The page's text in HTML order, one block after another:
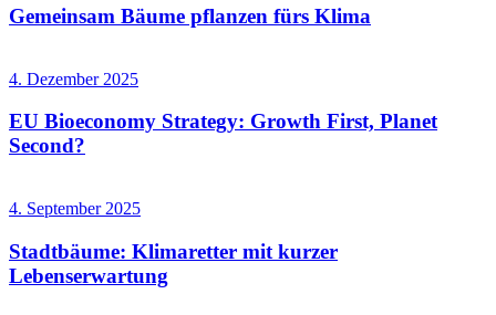
Gemeinsam Bäume pflanzen fürs Klima
4. Dezember 2025
EU Bioeconomy Strategy: Growth First, Planet
Second?
4. September 2025
Stadtbäume: Klimaretter mit kurzer
Lebenserwartung